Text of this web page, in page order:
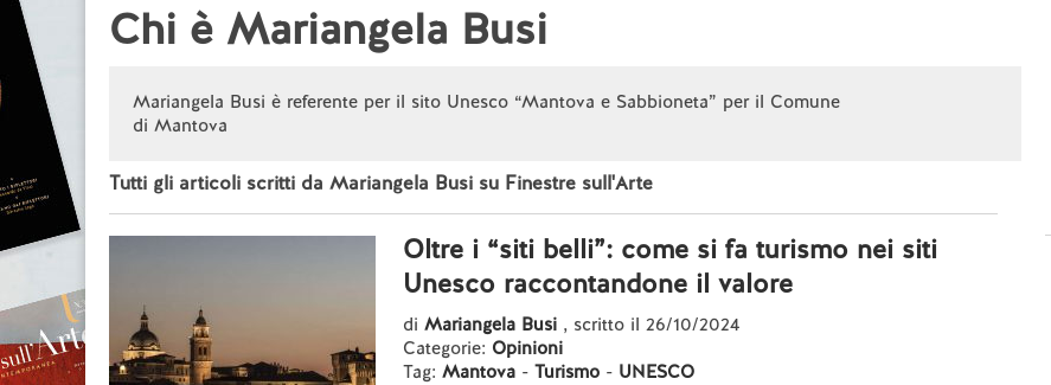
Chi è Mariangela Busi
Mariangela Busi è referente per il sito Unesco “Mantova e Sabbioneta” per il Comune
di Mantova
Tutti gli articoli scritti da Mariangela Busi su Finestre sull'Arte
Oltre i “siti belli”: come si fa turismo nei siti
Unesco raccontandone il valore
di Mariangela Busi , scritto il 26/10/2024
Categorie: Opinioni
Tag: Mantova - Turismo - UNESCO